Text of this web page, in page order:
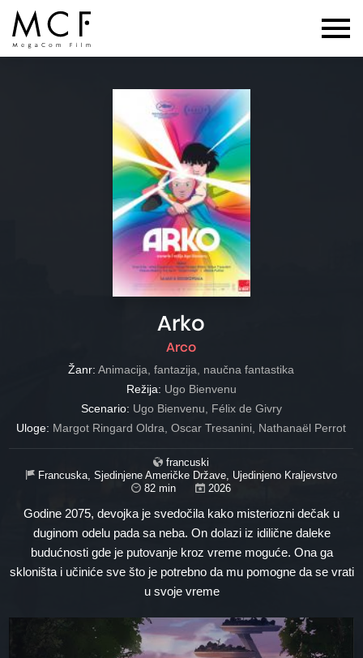
Arko
Arco
Žanr: Animacija, fantazija, naučna fantastika
Režija: Ugo Bienvenu
Scenario: Ugo Bienvenu, Félix de Givry
Uloge: Margot Ringard Oldra, Oscar Tresanini, Nathanaël Perrot
francuski
Francuska, Sjedinjene Američke Države, Ujedinjeno Kraljevstvo
82 min
2026
Godine 2075, devojka je svedočila kako misteriozni dečak u
duginom odelu pada sa neba. On dolazi iz idilične daleke
budućnosti gde je putovanje kroz vreme moguće. Ona ga
skloništa i učiniće sve što je potrebno da mu pomogne da se vrati
u svoje vreme